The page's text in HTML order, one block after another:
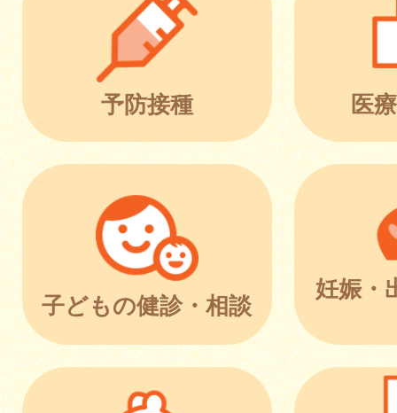
予防接種 医
子どもの健診・相談
妊娠・